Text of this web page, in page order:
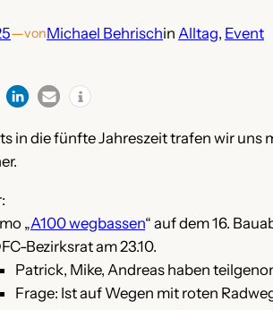
—vonMichael Behrischin Alltag, Event
in die fünfte Jahreszeit trafen wir
„A100 wegbassen“ auf dem 16.
Bezirksrat am 23.10.
Patrick, Mike, Andreas haben
Frage: Ist auf Wegen mit roten